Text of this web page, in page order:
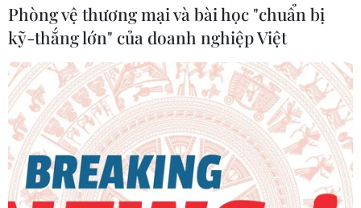
Phòng vệ thương mại và bài học "chuẩn bị
kỹ-thắng lớn" của doanh nghiệp Việt